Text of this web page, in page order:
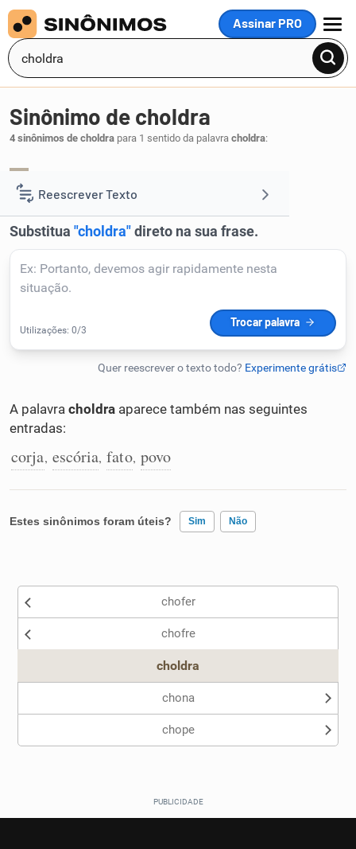
Assinar PRO
MENU
Reescrever Texto
Resumir Texto
Corrigir Texto
Detector de IA
Humanizador de IA
Cata-letras
Sinônimos
Sinônimo de choldra
4 sinônimos de choldra para 1 sentido da palavra choldra:
A palavra choldra aparece também nas seguintes
entradas:
corja, escória, fato, povo
Estes sinônimos foram úteis? Sim Não
Nenhum dos sinônimos apresentados me ajudou
chofer
chofre
choldra
chona
chope